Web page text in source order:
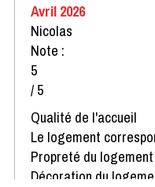
Avril 2026
Nicolas
Note :
5
/ 5
Qualité de l'accueil
Le logement
Propreté du logement
Décoration du